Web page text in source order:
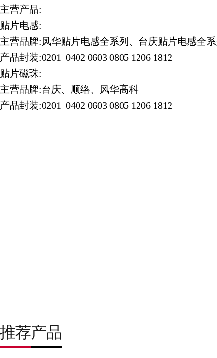
主营产品:
贴片电感:
主营品牌:风华贴片电感全系列、台庆贴片电感全
产品封装:0201 0402 0603 0805 1206 1812
贴片磁珠:
主营品牌:台庆、顺络、风华高科
产品封装:0201 0402 0603 0805 1206 1812
推荐产品